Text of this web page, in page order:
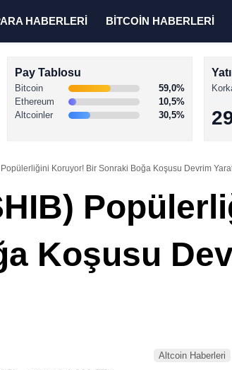
HABERLERİ BİTCOİN HABERLERİ
Pay Tablosu
Bitcoin
59,0%
Ethereum
10,5%
Altcoinler
30,5%
Koruyor! Bir Sonraki Boğa Koşusu Devrim
Koşusu
Altcoin Haberleri